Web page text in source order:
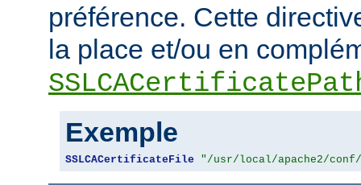
préférence. Cette
la place et/ou en
Exemple
SSLCACertificateFile "/usr/local/apache2/